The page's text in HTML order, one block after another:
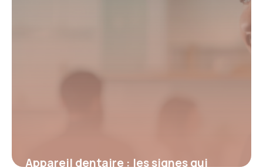
Appareil dentaire : les signes qui